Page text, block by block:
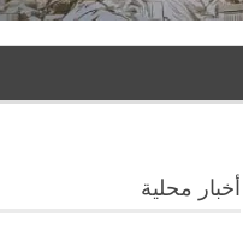
أخبار محلية